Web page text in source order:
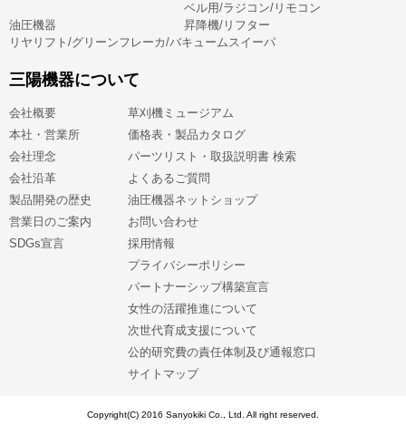
ベル用/ラジコン/リモコン
油圧機器
昇降機/リフター
リヤリフト/グリーンフレーカ/バキュームスイーパ
三陽機器について
会社概要
本社・営業所
会社理念
会社沿革
製品開発の歴史
営業日のご案内
SDGs宣言
草刈機ミュージアム
価格表・製品カタログ
パーツリスト・取扱説明書 検索
よくあるご質問
油圧機器ネットショップ
お問い合わせ
採用情報
プライバシーポリシー
パートナーシップ構築宣言
女性の活躍推進について
次世代育成支援について
公的研究費の責任体制及び通報窓口
サイトマップ
Copyright(C) 2016 Sanyokiki Co., Ltd. All right reserved.